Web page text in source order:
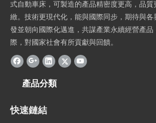
式自動車床，可製造的產品精密度更高，品質
緻。技術更現代化，能與國際同步，期待與各
發並朝向國際化邁進，共謀產業永續經營產品
際，對國家社會有所貢獻與回饋。
產品分類
快速鏈結